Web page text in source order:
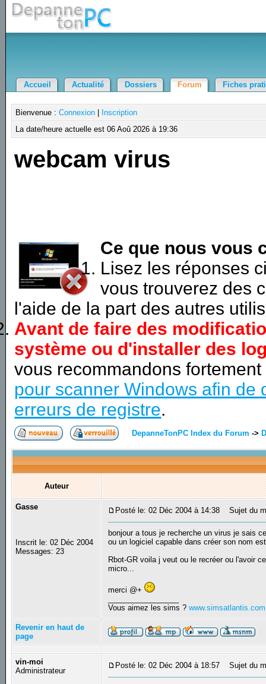
Accueil Actualité Dossiers Forum Fiches
Bienvenue :Connexion
Inscription
La date/heure actuelle est 06 Aoû 2026 à 19:36
webcam virus
Ce que nous vous
Lisez les réponses
vous trouverez des
l'aide de la part des autres
Avant de faire des
système ou d'installer des
vous recommandons
pour scanner Windows afin de
erreurs de registre.
DepanneTonPC Index du Forum ->
Auteur
Gasse
Inscrit le: 02 Déc 2004
Messages: 23
Posté le: 02 Déc 2004 à 14:38 Sujet du
bonjour a tous je recherche un virus je sais
ou un logiciel capable dans créer son nom
Rbot-GR voila j veut ou le recréer ou l'avoir
micro...
merci @+
Vous aimez les sims ?www.simsatlantis.com
Revenir en haut de
page
vin-moi
Administrateur
Posté le: 02 Déc 2004 à 18:57 Sujet du